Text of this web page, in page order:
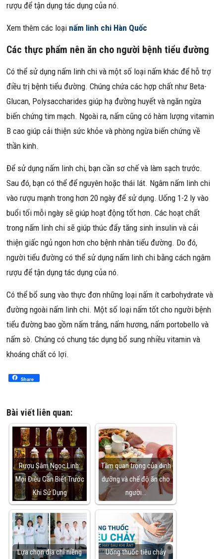
rượu để tận dụng tác dụng của nó.
Xem thêm các loại nấm linh chi Hàn Quốc
Các thực phẩm nên ăn cho người bệnh tiểu đường
Có thể sử dụng nấm linh chi và một số loại nấm khác để hỗ trợ
điều trị bệnh tiểu đường. Chúng chứa các hợp chất như Beta-
Glucan, Polysaccharides giúp hạ đường huyết và ngăn ngừa
biến chứng tim mạch. Ngoài ra, nấm cũng có hàm lượng vitamin
B cao giúp cải thiện sức khỏe và phòng ngừa biến chứng về
thần kinh.
Để sử dụng nấm linh chi, bạn cần sơ chế và làm sạch trước.
Sau đó, bạn có thể để nguyên hoặc thái lát. Ngâm nấm linh chi
vào rượu mạnh trong hơn 20 ngày để sử dụng. Uống 1-2 ly vào
buổi tối mỗi ngày sẽ giúp hoạt động tốt hơn. Các hoạt chất
trong nấm linh chi sẽ giúp thúc đẩy tăng sinh insulin và cải
thiện giấc ngủ ngon hơn cho bệnh nhân tiểu đường. Do đó,
người tiểu đường có thể sử dụng nấm linh chi bằng cách ngâm
rượu để tận dụng tác dụng của nó.
Có thể bổ sung vào thực đơn những loại nấm ít carbohydrate và
đường ngoài nấm linh chi. Một số loại nấm tốt cho người bệnh
tiểu đường bao gồm nấm trắng, nấm hương, nấm portobello và
nấm sò. Chúng có chung tác dụng bổ sung nhiều vitamin và
khoáng chất có lợi.
Share
Bài viết liên quan:
Rượu Sâm Ngọc Linh:
Mọi Điều Cần Biết Trước
Khi Sử Dụng
Tầm quan trọng của dinh
dưỡng và chế độ ăn cho
người…
Lựa chọn địa chỉ niềng Uống thuốc tiêu chảy